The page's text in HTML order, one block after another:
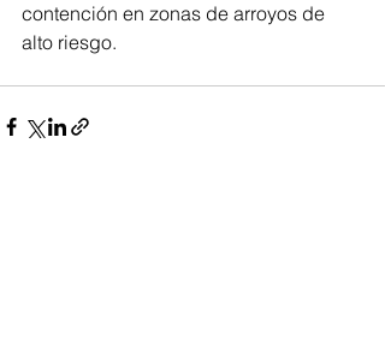
contención en zonas de arroyos de
alto riesgo.